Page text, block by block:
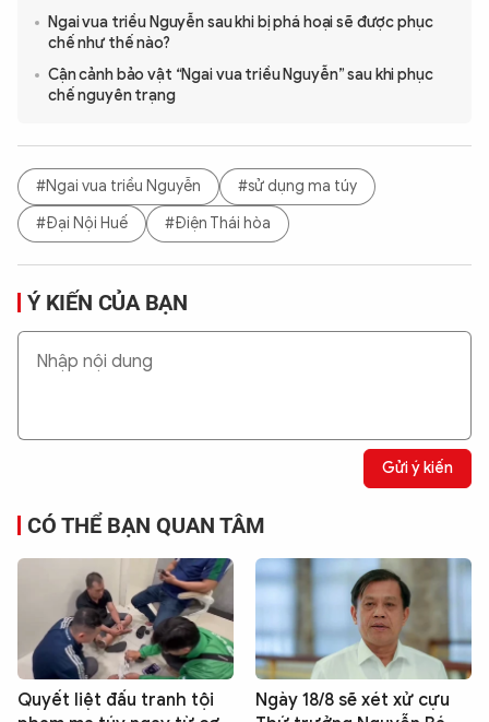
Ngai vua triều Nguyễn sau khi bị phá hoại sẽ được phục
chế như thế nào?
Cận cảnh bảo vật “Ngai vua triều Nguyễn” sau khi phục
chế nguyên trạng
#Ngai vua triều Nguyễn
#sử dụng ma túy
#Đại Nội Huế
#Điện Thái hòa
Ý KIẾN CỦA BẠN
Gửi ý kiến
CÓ THỂ BẠN QUAN TÂM
Quyết liệt đấu tranh tội
Ngày 18/8 sẽ xét xử cựu